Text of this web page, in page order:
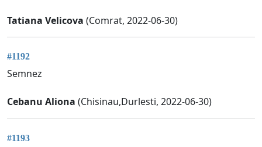
Tatiana Velicova (Comrat, 2022-06-30)
#1192
Semnez
Cebanu Aliona (Chisinau,Durlesti, 2022-06-30)
#1193